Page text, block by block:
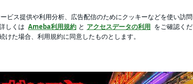
ット♪ | WORLD ジュニアのブログ
の発見 新規登録
ブログ